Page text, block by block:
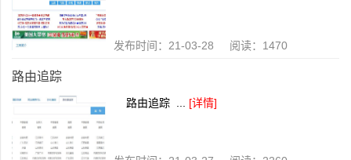
发布时间：21-03-28 阅读：1470
路由追踪
路由追踪 ... [详情]